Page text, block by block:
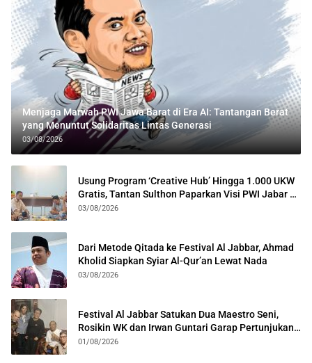
Menjaga Marwah PWI Jawa Barat di Era AI: Tantangan Berat
yang Menuntut Solidaritas Lintas Generasi
03/08/2026
Usung Program ‘Creative Hub’ Hingga 1.000 UKW
Gratis, Tantan Sulthon Paparkan Visi PWI Jabar di
Kota Bogor
03/08/2026
Dari Metode Qitada ke Festival Al Jabbar, Ahmad
Kholid Siapkan Syiar Al-Qur’an Lewat Nada
03/08/2026
Festival Al Jabbar Satukan Dua Maestro Seni,
Rosikin WK dan Irwan Guntari Garap Pertunjukan
Kolosal
01/08/2026